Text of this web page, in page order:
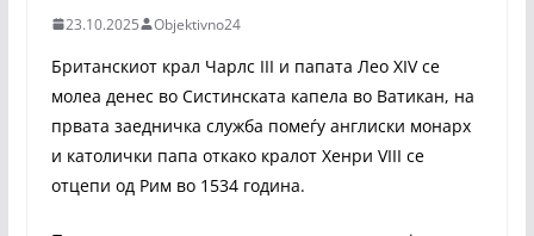
23.10.2025 Objektivno24
Британскиот крал Чарлс III и папата Лео XIV се
молеа денес во Систинската капела во Ватикан, на
првата заедничка служба помеѓу англиски монарх
и католички папа откако кралот Хенри VIII се
отцепи од Рим во 1534 година.